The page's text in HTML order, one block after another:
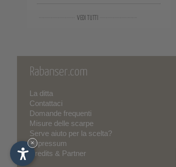
Pelle e Camoscio
Camoscio(1)
Pelle
Lana(1)
Rabanser.com
La ditta
Contattaci
Domande frequenti
Misure delle scarpe
Serve aiuto per la scelta?
Impressum
Credits & Partner
×